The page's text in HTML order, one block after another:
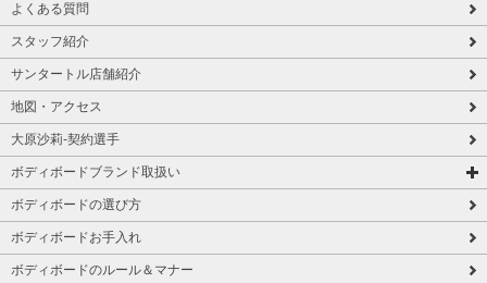
よくある質問
スタッフ紹介
サンタートル店舗紹介
地図・アクセス
大原沙莉-契約選手
ボディボードブランド取扱い
ボディボードの選び方
ボディボードお手入れ
ボディボードのルール＆マナー